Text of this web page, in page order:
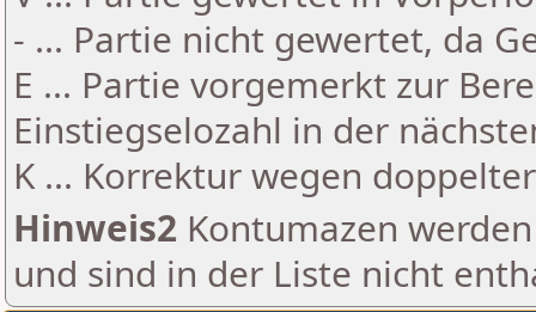
- ... Partie nicht gewertet, da
E ... Partie vorgemerkt zur
Einstiegselozahl in der
K ... Korrektur wegen
Hinweis2 Kontumazen
und sind in der Liste nicht